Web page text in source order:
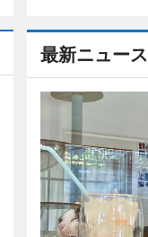
最新ニュース